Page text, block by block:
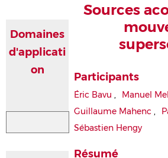
Sources
Participants
Éric Bavu , Manuel
Guillaume Mahenc ,
Sébastien Hengy
Résumé
Domaines
d'applicati
on